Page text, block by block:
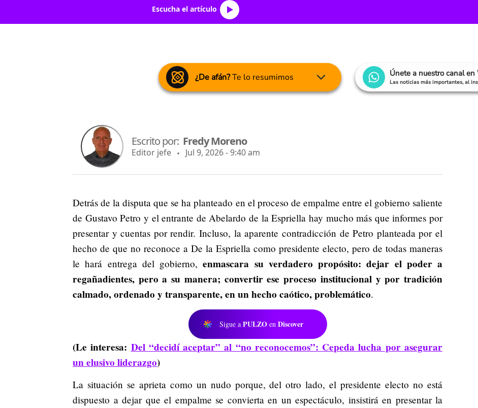
Escucha el artículo
¿De afán?Te lo resumimos Únete a nuestro canal
Las noticias más importantes, al
Escrito por: Fredy Moreno
Editor jefe Jul 9, 2026 - 9:40 am
Detrás de la disputa que se ha planteado en el proceso de empalme entre el gobierno saliente
de Gustavo Petro y el entrante de Abelardo de la Espriella hay mucho más que informes por
presentar y cuentas por rendir. Incluso, la aparente contradicción de Petro planteada por el
hecho de que no reconoce a De la Espriella como presidente electo, pero de todas maneras
le hará entrega del gobierno,enmascara su verdadero propósito: dejar el poder a
regañadientes, pero a su manera; convertir ese proceso institucional y por tradición
calmado, ordenado y transparente, en un hecho caótico, problemático.
Sigue a PULZO en Discover
(Le interesa: Del “decidí aceptar” al “no reconocemos”: Cepeda lucha por asegurar
un elusivo liderazgo)
La situación se aprieta como un nudo porque, del otro lado, el presidente electo no está
dispuesto a dejar que el empalme se convierta en un espectáculo, insistirá en presentar la